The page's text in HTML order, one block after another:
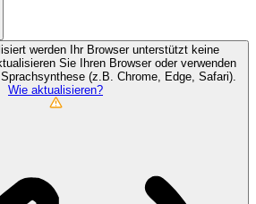
werden
Ihr Browser unterstützt keine
Sie Ihren Browser oder verwenden
(z.B. Chrome, Edge, Safari).
Wie aktualisieren?